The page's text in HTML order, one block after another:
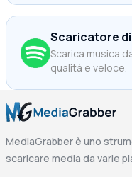
Scaricatore
Scarica musica
qualità e veloce.
MediaGrabber è uno
scaricare media da varie